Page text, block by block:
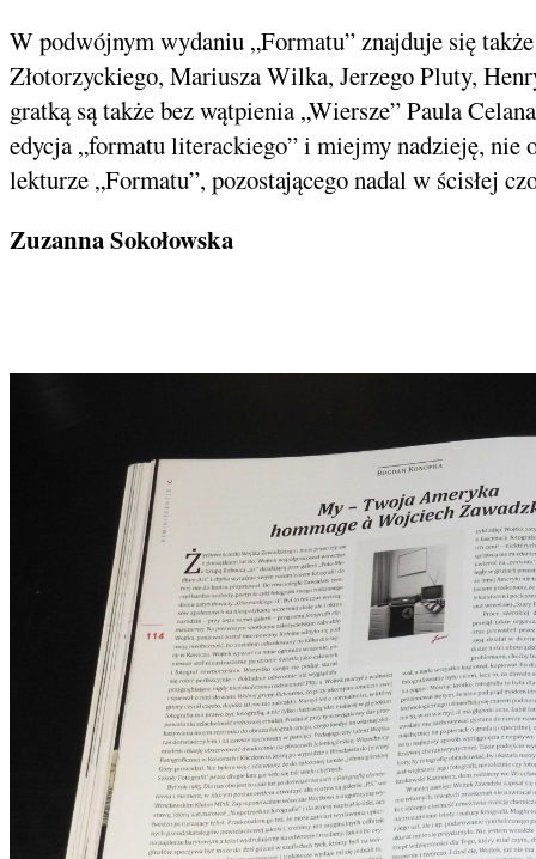
W podwójnym wydaniu „Formatu” znajduje się
Złotorzyckiego, Mariusza Wilka, Jerzego Pluty,
gratką są także bez wątpienia „Wiersze” Paula
edycja „formatu literackiego” i miejmy nadzieję, nie
lekturze „Formatu”, pozostającego nadal w ścisłej
Zuzanna Sokołowska